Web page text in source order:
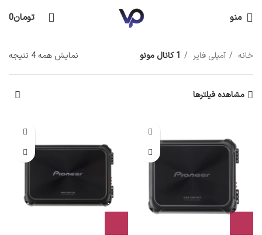
منو تومان0
خانه آمپلی فایر 1 کانال مونو نمایش همه 4 نتیجه
مشاهده فیلترها